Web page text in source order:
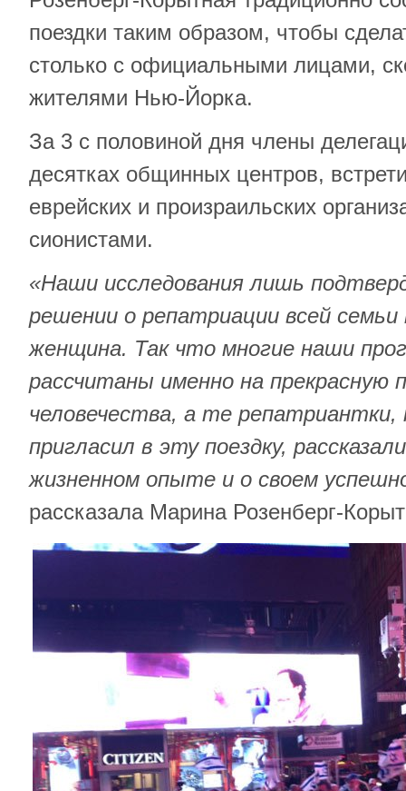
поездки таким образом, чтобы
столько с официальными лицами,
жителями Нью-Йорка.
За 3 с половиной дня члены
десятках общинных центров,
еврейских и произраильских
сионистами.
«Наши исследования лишь
решении о репатриации всей
женщина. Так что многие наши
рассчитаны именно на прекрасную
человечества, а те
пригласил в эту поездку,
жизненном опыте и о своем
рассказала Марина Розенберг-